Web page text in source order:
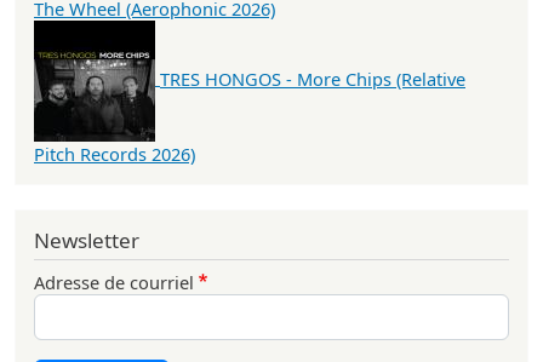
The Wheel (Aerophonic 2026)
TRES HONGOS - More Chips (Relative
Pitch Records 2026)
Newsletter
Adresse de courriel